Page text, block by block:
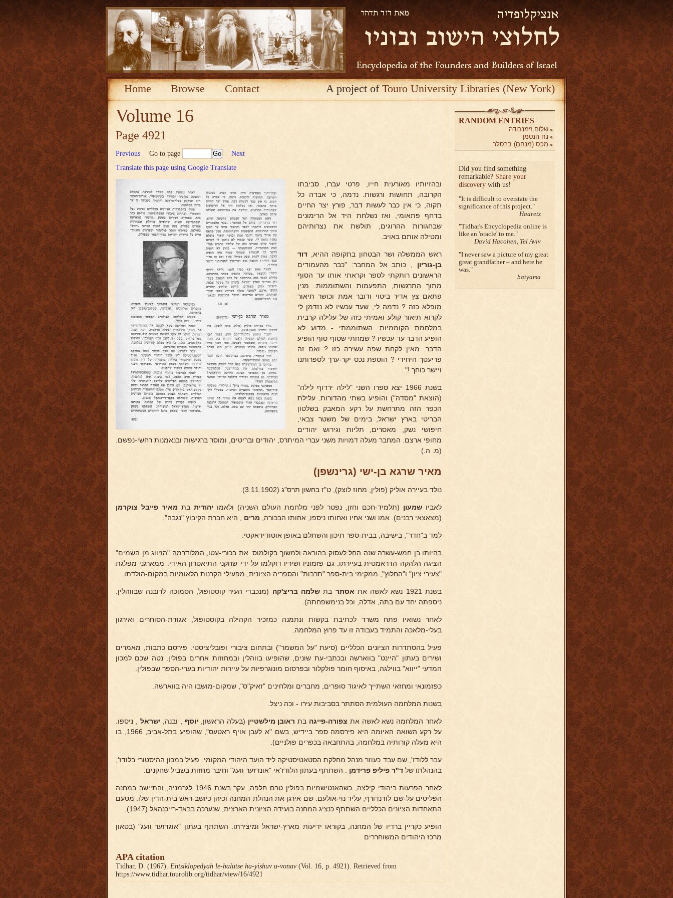
Home Browse Contact A project ofTouro University Libraries (New York)
Volume 16
Page 4921
Previous Go to page
Next
Translate this page using Google Translate
ובהזיותיו מאורעית חייו, פרטי עברו, סביבתו
הקרובה, תחושות ורגשות. נדמה, כי אבדה כל
תקוה, כי אין כבר לעשות דבר, פורץ יצר החיים
בדחף פתאומי, ואז נשלחת היד אל הרימונים
שבחגורות ההרוגים, תולשת את נצרותיהם
ומטילה אותם באויב.
ראש הממשלה ושר הבטחון בתקופה ההיא, דוד
בן-גוריון , כותב אל המחבר: "כבר מהעמודים
הראשונים רותקתי לספר וקראתי אותו עד הסוף
מתוך התרגשות, התפעמות והשתוממות. מנין
פתאם צץ אדיר ביטוי ודובר אמת וכושר תיאור
מופלא כזה ? נדמה לי, שעד עכשיו לא נזדמן לי
לקרוא תיאור קולע ואמיתי כזה של עלילה קרבית
במלחמת הקוממיות. השתוממתי - מדוע לא
הופיע הדבר עד עכשיו ? שמחתי שסוף סוף הופיע
הדבר. מאין לקחת שפה עשירה כזו ? ואם זה
פריעטך היחידי ? הוספת נכס יקר-ערך לספרותנו
ויישר כוחך !".
בשנת 1966 יצא ספרו השני "לילה ירדוף לילה"
(הוצאת "מסדה") והופיע בשתי מהדורות. עלילת
הכפר הזה מתרחשת על רקע המאבק בשלטון
הבריטי בארץ ישראל, בימים של משטר צבאי,
חיפושי נשק, מאסרים, תליות וגירוש יהודים
מחופי ארצם. המחבר מעלה דמויות משני עברי המיתרס, יהודים ובריטים, ומוסר ברגישות ובנאמנות רחשי-נפשם.
(מ. ה.)
מאיר שרגא בן-ישי (גרינשפן)
נולד בעיירה אוליק (פולין, מחוז לוצק), ט"ז בחשון תרס"ג (3.11.1902).
לאביו שמעון (תלמיד-חכם וחזן, נפטר לפני מלחמת העולם השניה) ולאמו יהודית בת מאיר פייבל צוקרמן
(מצאצאי רבנים). אמו ושני אחיו ואחותו ניספו, אחותו הבכורה,
מרים , היא חברת הקיבוץ "נגבה".
למד ב"חדר", בישיבה, בבית-ספר תיכון והשתלם באופן אוטודידאקטי.
בהיותו בן חמש-עשרה שנה החל לעסוק בהוראה ולמשוך בקולמוס. את בכורי-עטו, המלודרמה "הזיווג מן השמים"
הציגה הלהקה הדראמטית בעיירתו. גם פזמוניו ושיריו דוקלמו על-ידי שחקני התיאטרון האידי. ממארגני מפלגת
"צעירי ציון" ו"החלוץ", ממקימי בית-ספר "תרבות" והספריה הציונית, מפעילי הקרנות הלאומיות במקום-הולדתו.
בשנת 1921 נשא לאשה את אסתר בת שלמה בריצ'קה (מנכבדי העיר קוסטופול, הסמוכה לרובנה שבווהלין.
ניספתה יחד עם בתה, אדלה, וכל בנימשפחתה).
לאחר נשואיו פתח משרד לכתיבת בקשות ונתמנה כמזכיר הקהילה בקוסטופול, אגודת-הסוחרים ואירגון
בעלי-מלאכה והתמיד בעבודה זו עד פרוץ המלחמה.
פעיל בהסתדרות הציונים הכלליים (סיעת "על המשמר") ובתחום ציבורי ופובליציסטי. פירסם כתבות, מאמרים
ושירים בעתון "היינט" בווארשה ובכתבי-עת שונים, שהופיעו בווהלין ובמחוזות אחרים בפולין. נטה שכם למכון
המדעי "ייווא" בווילגה, באיסוף חומר פולקלור ובפרסום מונוגרפיות על עיירות יהודיות בערי-הספר שבפולין.
כפזמונאי ומחזאי השתייך לאיגוד סופרים, מחברים ומלחינים "זאיק"ס", שמקום-מושבו היה בווארשה.
בשנות המלחמה העולמית הסתתר בסביבות עירו - וכה ניצל.
לאחר המלחמה נשא לאשה את צפורה-פייגה בת ראובן מילשטיין (בעלה הראשון, יוסף, ובנה, ישראל , ניספו.
על רקע השואה האיומה היא פירסמה ספר ביידיש, בשם "א לעבן אויף ראטעס", שהופיע בתל-אביב, 1966, בו
היא מעלה קורותיה במלחמה, בהתחבאה בכפרים פולניים).
עבר ללודז', שם עבד כעוזר מנהל מחלקת הסטאטיסטיקה ליד הועד היהודי המקומי. פעיל במכון ההיסטורי בלודז',
בהנהלתו של ד"ר פיליפ פרידמן . השתתף בעתון הלודז'אי "אונדזער וועג" וחיבר מחזות בשביל שחקנים.
לאחר הפרעות ביהודי קילצה, כשהאנטישמיות בפולין טרם חלפה, עקר בשנת 1946 לגרמניה, והתיישב במחנה
הפליטים על-שם לודנדורף, עליד נוי-אולעם. שם אירגן את הנהלת המחנה וכיהן כיושב-ראש בית-הדין שלו. מטעם
התאחדות הציונים הכלליים השתתף כנציג המחנה בועידה הציונית הארצית, שנערכה בבאד-רייכנהאל (1947).
הופיע כקריין ברדיו של המחנה, בקוראו ידיעות מארץ-ישראל ומיצירתו. השתתף בעתון "אוגדזער וועג" (בטאון
מרכז היהודים המשוחררים
APA citation
Tidhar, D. (1967). Entsiklopedyah le-halutse ha-yishuv u-vonav(Vol. 16, p. 4921). Retrieved from
https://www.tidhar.tourolib.org/tidhar/view/16/4921
RANDOM ENTRIES
שלום זימנבודה
נח הנטמן
מכס (מנחם) ברסלר
Did you find something
remarkable? Share your
discovery with us!
It is difficult to overstate the
significance of this project.
Haaretz
Tidhar's Encyclopedia online is
like an 'oracle' to me.
David Hacohen, Tel Aviv
I never saw a picture of my great
great grandfather – and here he
was.
batyama